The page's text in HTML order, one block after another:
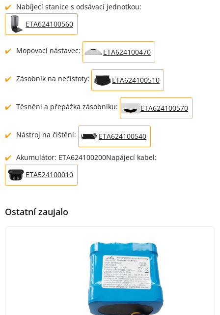
Nabíjecí stanice s odsávací jednotkou:
ETA624100560
Mopovací nástavec: ETA624100470
Zásobník na nečistoty: ETA624100510
Těsnění a přepážka zásobníku: ETA624100570
Nástroj na čištění: ETA624100540
Akumulátor: ETA624100200Napájecí kabel:
ETA524100010
Ostatní zaujalo